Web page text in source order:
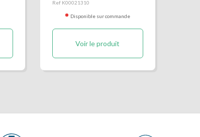
Ref K00021310
Disponible sur commande
Voir le produit